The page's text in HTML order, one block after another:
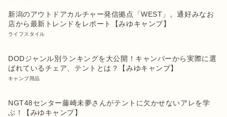
新潟のアウトドアカルチャー発信拠点「WEST」。通好みなお
店から最新トレンドをレポート【みゆキャンプ】
ライフスタイル
DODジャンル別ランキングを大公開！キャンパーから実際に選
ばれているチェア、テントとは？【みゆキャンプ】
キャンプ用品
NGT48センター藤崎未夢さんがテントに欠かせないアレを学
ぶ！【みゆキャンプ】